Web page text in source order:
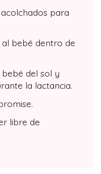
para
bebé dentro de
del sol y
la lactancia.
libre de